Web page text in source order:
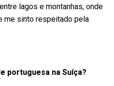
lagos e montanhas, onde
me sinto respeitado pela
portuguesa na Suíça?